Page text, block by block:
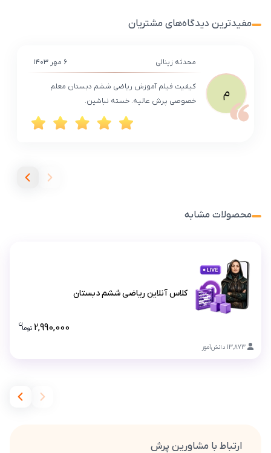
مفیدترین دیدگاه‌های مشتریان
م
محدثه زینالی ۶ مهر ۱۴۰۳
کیفیت فیلم آموزش ریاضی ششم دبستان معلم
خصوصی پرش عالیه. خسته نباشین.
محصولات مشابه
13,873 دانش‌آموز
کلاس آنلاین ریاضی ششم دبستان
2,990,000 توما
ن
قیمت
ارتباط با مشاورین پرش